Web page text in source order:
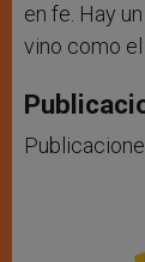
en fe. Hay
vino como el